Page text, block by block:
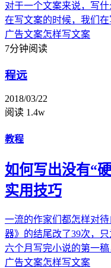
对于一个文案来说，写
在写文案的时候，我们在
广告文案怎样写文案
7分钟阅读
程远
2018/03/22
阅读 1.4w
教程
如何写出没有“
实用技巧
一流的作家们都怎样对
器》的结尾改了39次，
六个月写完小说的第一
广告文案怎样写文案